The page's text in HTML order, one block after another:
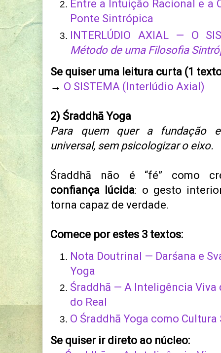
Entre a Intuição Racional e a
Ponte Sintrópica
INTERLÚDIO AXIAL — O
Método de uma Filosofia
Se quiser uma leitura curta (1
→ O SISTEMA (Interlúdio Axial)
2) Śraddhā Yoga
Para quem quer a fundação
universal, sem psicologizar o eixo.
Śraddhā não é “fé” como
confiança lúcida: o gesto
torna capaz de verdade.
Comece por estes 3 textos:
Nota Doutrinal — Darśana e
Yoga
Śraddhā — A Inteligência
do Real
O Śraddhā Yoga como
Se quiser ir direto ao núcleo: